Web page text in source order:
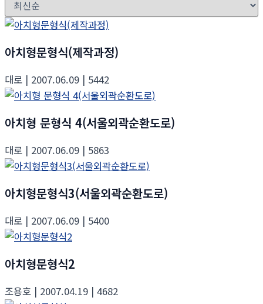
아치형문형식(제작과정)
대로 | 2007.06.09 | 5442
아치형 문형식 4(서울외곽순환도로)
대로 | 2007.06.09 | 5863
아치형문형식3(서울외곽순환도로)
대로 | 2007.06.09 | 5400
아치형문형식2
조용호 | 2007.04.19 | 4682